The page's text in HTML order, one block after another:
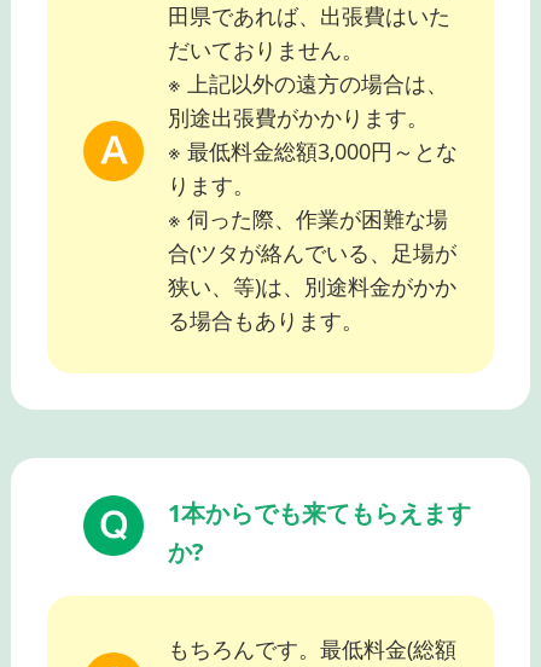
田県であれば、出張費はいた
だいておりません。
※ 上記以外の遠方の場合は、
別途出張費がかかります。
※ 最低料金総額3,000円～とな
ります。
※ 伺った際、作業が困難な場
合(ツタが絡んでいる、足場が
狭い、等)は、別途料金がかか
る場合もあります。
1本からでも来てもらえます
か?
もちろんです。最低料金(総額